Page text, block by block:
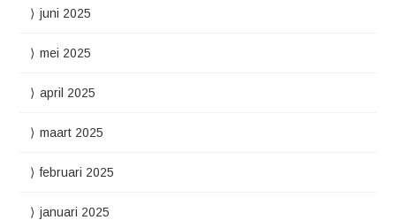
juni 2025
mei 2025
april 2025
maart 2025
februari 2025
januari 2025